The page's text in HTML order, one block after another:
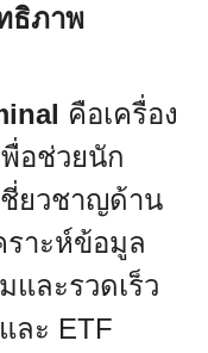
ธิภาพ
คือเครื่อง
อช่วยนัก
ชี่ยวชาญด้าน
ราะห์ข้อมูล
และรวดเร็ว
ละ ETF